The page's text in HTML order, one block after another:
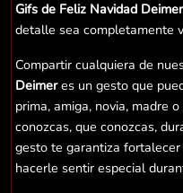
Gifs de Feliz Navidad Deimer
detalle sea completamente
Compartir cualquiera de
Deimeres un gesto que
prima, amiga, novia, madre
conozcas, que conozcas,
gesto te garantiza
hacerle sentir especial